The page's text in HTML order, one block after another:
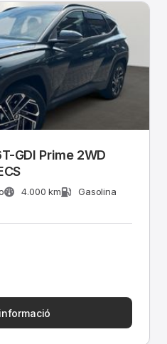
GDI Prime 2WD
4.000 km
Gasolina